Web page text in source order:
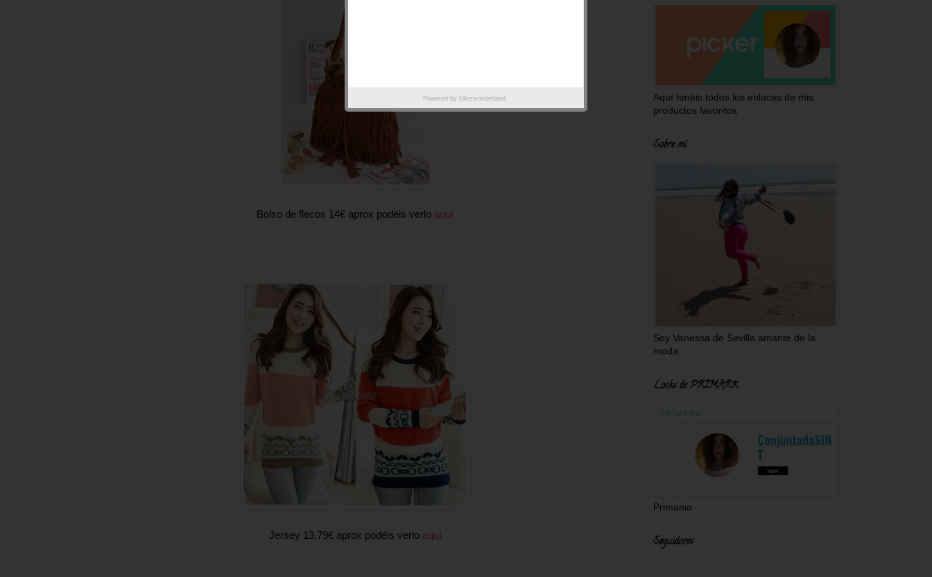
Bolso de flecos 14€ aprox podéis verlo aquí
Jersey 13,79€ aprox podéis verlo aquí
Aquí tenéis todos los enlaces de mis
productos favoritos
Sobre mí
Soy Vanessa de Sevilla amante de la
moda...
Looks de PRIMARK
Primania
Seguidores
Powered by Elleswonderland